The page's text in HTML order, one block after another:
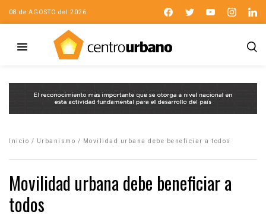
08 de AGOSTO del 2026
Inicio / Urbanismo / Movilidad urbana debe beneficiar a todos
Movilidad urbana debe beneficiar a
todos